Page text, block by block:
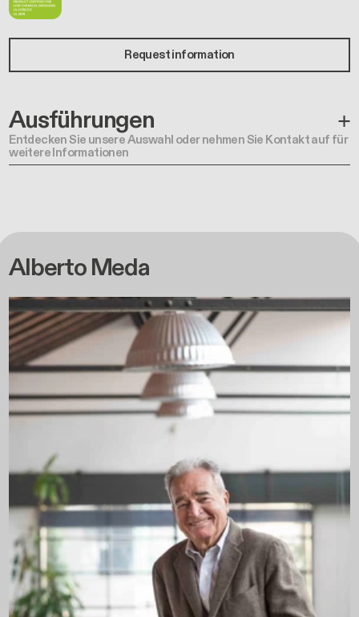
Request information
Ausführungen
Entdecken Sie unsere Auswahl oder nehmen Sie Kontakt auf für
weitere Informationen
Alberto Meda